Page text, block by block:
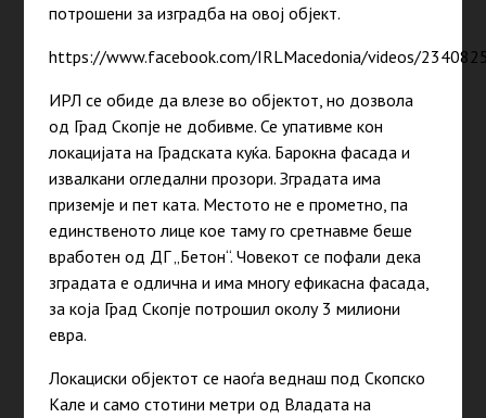
потрошени за изградба на овој објект.
https://www.facebook.com/IRLMacedonia/videos/
ИРЛ се обиде да влезе во објектот, но дозвола
од Град Скопје не добивме. Се упативме кон
локацијата на Градската куќа. Барокна фасада и
извалкани огледални прозори. Зградата има
приземје и пет ката. Местото не е прометно, па
единственото лице кое таму го сретнавме беше
вработен од ДГ „Бетон“. Човекот се пофали дека
зградата е одлична и има многу ефикасна фасада,
за која Град Скопје потрошил околу 3 милиони
евра.
Локациски објектот се наоѓа веднаш под Скопско
Кале и само стотини метри од Владата на